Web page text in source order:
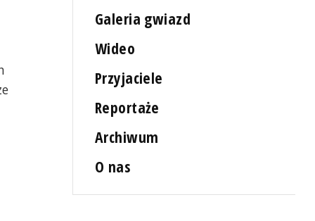
Galeria gwiazd
Wideo
Przyjaciele
Reportaże
Archiwum
O nas